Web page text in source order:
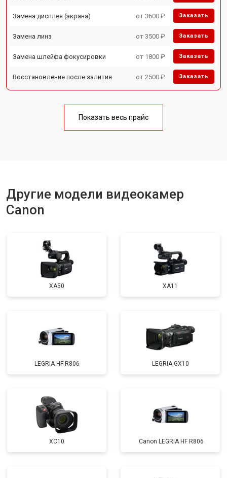
Замена дисплея (экрана) от 3600 ₽ Заказать
Замена линз от 3500 ₽ Заказать
Замена шлейфа фокусировки от 1800 ₽ Заказать
Восстановление после залития от 2500 ₽ Заказать
Показать весь прайс
Другие модели видеокамер
Canon
XA50 XA11
LEGRIA HF R806 LEGRIA GX10
XC10 Canon LEGRIA HF R806